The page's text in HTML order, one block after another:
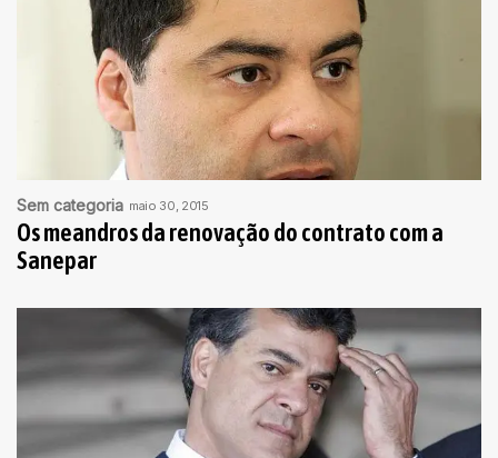
Sem categoria maio 30, 2015
Os meandros da renovação do contrato com a
Sanepar